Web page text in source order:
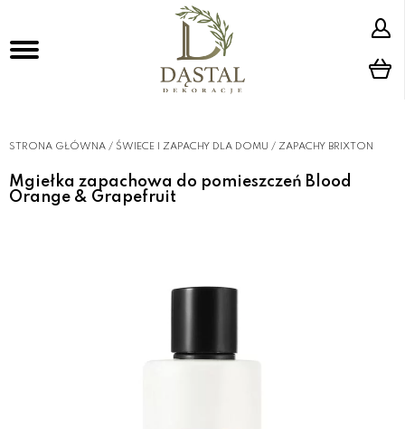
STRONA GŁÓWNA / ŚWIECE I ZAPACHY DLA DOMU / ZAPACHY BRIXTON
Mgiełka zapachowa do pomieszczeń Blood
Orange & Grapefruit